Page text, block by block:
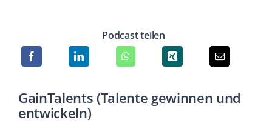
Podcast teilen
GainTalents (Talente gewinnen und
entwickeln)